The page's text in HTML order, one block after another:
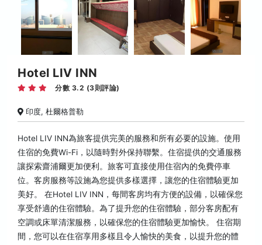
Hotel LIV INN
分數 3.2 (3則評論)
印度, 杜爾格普勒
Hotel LIV INN為旅客提供完美的服務和所有必要的設施。使用
住宿的免費Wi-Fi，以隨時對外保持聯繫。住宿提供的交通服務
讓探索齋浦爾更加便利。旅客可直接使用住宿內的免費停車
位。客房服務等設施為您提供多樣選擇，讓您的住宿體驗更加
美好。 在Hotel LIV INN，每間客房均有方便的設備，以確保您
享受舒適的住宿體驗。為了提升您的住宿體驗，部分客房配有
空調或床單清潔服務，以確保您的住宿體驗更加愉快。 住宿期
間，您可以在住宿享用多樣且令人愉快的美食，以提升您的體